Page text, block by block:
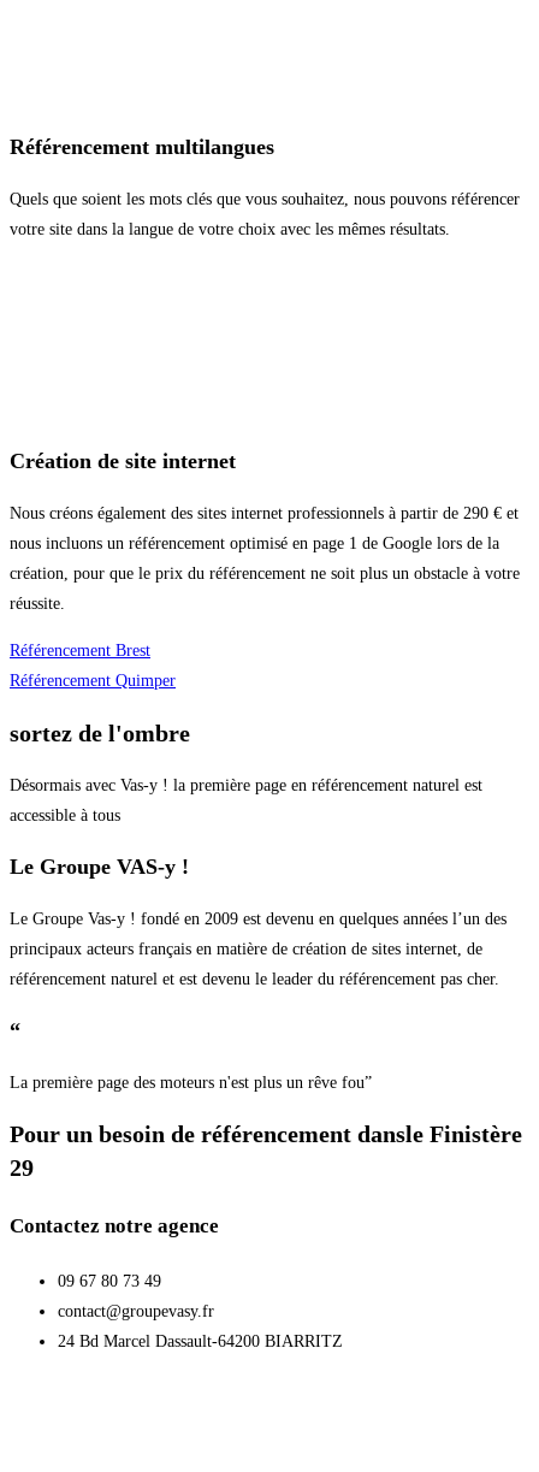
Référencement multilangues
Quels que soient les mots clés que vous souhaitez, nous pouvons référencer
votre site dans la langue de votre choix avec les mêmes résultats.
Création de site internet
Nous créons également des sites internet professionnels à partir de 290 € et
nous incluons un référencement optimisé en page 1 de Google lors de la
création, pour que le prix du référencement ne soit plus un obstacle à votre
réussite.
Référencement Brest
Référencement Quimper
sortez de l'ombre
Désormais avec Vas-y ! la première page en référencement naturel est
accessible à tous
Le Groupe VAS-y !
Le Groupe Vas-y ! fondé en 2009 est devenu en quelques années l’un des
principaux acteurs français en matière de création de sites internet, de
référencement naturel et est devenu le leader du référencement pas cher.
“
La première page des moteurs n'est plus un rêve fou”
Pour un besoin de référencement dansle Finistère
29
Contactez notre agence
09 67 80 73 49
contact@groupevasy.fr
24 Bd Marcel Dassault-64200 BIARRITZ